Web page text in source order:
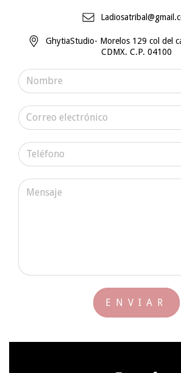
GhytiaStudio- Morelos 129 col del
CDMX. C.P. 04100